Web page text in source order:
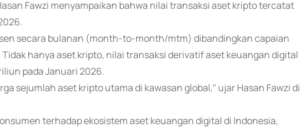
Fawzi menyampaikan bahwa nilai transaksi aset kripto tercatat
secara bulanan (month-to-month/mtm) dibandingkan capaian
hanya aset kripto, nilai transaksi derivatif aset keuangan digital
pada Januari 2026.
sejumlah aset kripto utama di kawasan global," ujar Hasan Fawzi di
terhadap ekosistem aset keuangan digital di Indonesia,